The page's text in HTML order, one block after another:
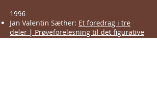
1996
Jan Valentin Sæther: Et foredrag i tre
deler | Prøveforelesning til det figurative